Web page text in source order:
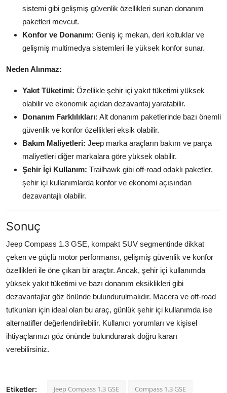
sistemi gibi gelişmiş güvenlik özellikleri sunan donanım
paketleri mevcut.
Konfor ve Donanım: Geniş iç mekan, deri koltuklar ve
gelişmiş multimedya sistemleri ile yüksek konfor sunar.
Neden Alınmaz:
Yakıt Tüketimi: Özellikle şehir içi yakıt tüketimi yüksek
olabilir ve ekonomik açıdan dezavantaj yaratabilir.
Donanım Farklılıkları: Alt donanım paketlerinde bazı önemli
güvenlik ve konfor özellikleri eksik olabilir.
Bakım Maliyetleri: Jeep marka araçların bakım ve parça
maliyetleri diğer markalara göre yüksek olabilir.
Şehir İçi Kullanım: Trailhawk gibi off-road odaklı paketler,
şehir içi kullanımlarda konfor ve ekonomi açısından
dezavantajlı olabilir.
Sonuç
Jeep Compass 1.3 GSE, kompakt SUV segmentinde dikkat
çeken ve güçlü motor performansı, gelişmiş güvenlik ve konfor
özellikleri ile öne çıkan bir araçtır. Ancak, şehir içi kullanımda
yüksek yakıt tüketimi ve bazı donanım eksiklikleri gibi
dezavantajlar göz önünde bulundurulmalıdır. Macera ve off-road
tutkunları için ideal olan bu araç, günlük şehir içi kullanımda ise
alternatifler değerlendirilebilir. Kullanıcı yorumları ve kişisel
ihtiyaçlarınızı göz önünde bulundurarak doğru kararı
verebilirsiniz.
Etiketler: Jeep Compass 1.3 GSE Compass 1.3 GSE